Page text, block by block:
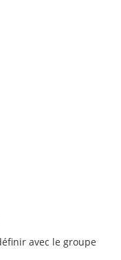
avec le groupe